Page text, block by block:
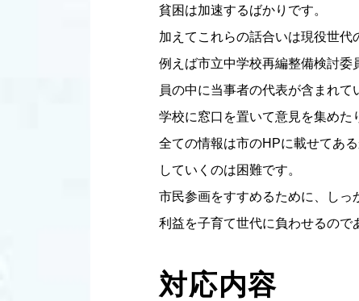
貧困は加速するばかりです。
加えてこれらの話合いは現役世代
例えば市立中学校再編整備検討
員の中に当事者の代表が含まれ
学校に窓口を置いて意見を集めた
全ての情報は市のHPに載せてあ
していくのは困難です。
市民参画をすすめるために、し
利益を子育て世代に負わせるので
対応内容